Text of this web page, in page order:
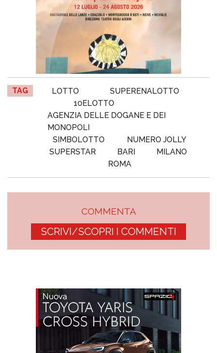
TAG LOTTO
SUPERENALOTTO
10ELOTTO
AGENZIA DELLE DOGANE E DEI
MONOPOLI
SIMBOLOTTO
NUMERO JOLLY
SUPERSTAR
BARI
MILANO
ROMA
COMMENTA
SCRIVI/SCOPRI I COMMENTI